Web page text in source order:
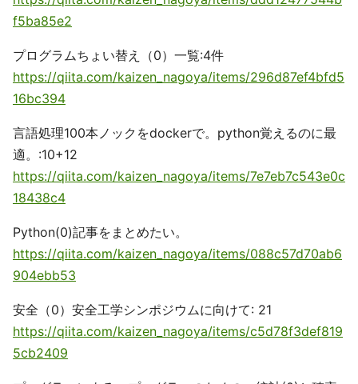
f5ba85e2
プログラムちょい替え（0）一覧:4件
https://qiita.com/kaizen_nagoya/items/296d87ef4bfd5
16bc394
言語処理100本ノックをdockerで。python覚えるのに最
適。:10+12
https://qiita.com/kaizen_nagoya/items/7e7eb7c543e0c
18438c4
Python(0)記事をまとめたい。
https://qiita.com/kaizen_nagoya/items/088c57d70ab6
904ebb53
安全（0）安全工学シンポジウムに向けて: 21
https://qiita.com/kaizen_nagoya/items/c5d78f3def819
5cb2409